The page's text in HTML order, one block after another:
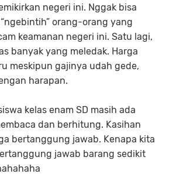
negeri ini. Nggak bisa
orang-orang yang
keamanan negeri ini. Satu lagi,
banyak yang meledak. Harga
meskipun gajinya udah gede,
harapan.
kelas enam SD masih ada
dan berhitung. Kasihan
bertanggung jawab. Kenapa kita
jawab barang sedikit